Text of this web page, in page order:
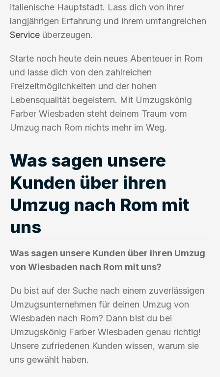
italienische Hauptstadt. Lass dich von ihrer
langjährigen Erfahrung und ihrem umfangreichen
Service überzeugen.
Starte noch heute dein neues Abenteuer in Rom
und lasse dich von den zahlreichen
Freizeitmöglichkeiten und der hohen
Lebensqualität begeistern. Mit Umzugskönig
Farber Wiesbaden steht deinem Traum vom
Umzug nach Rom nichts mehr im Weg.
Was sagen unsere
Kunden über ihren
Umzug nach Rom mit
uns
Was sagen unsere Kunden über ihren Umzug
von Wiesbaden nach Rom mit uns?
Du bist auf der Suche nach einem zuverlässigen
Umzugsunternehmen für deinen Umzug von
Wiesbaden nach Rom? Dann bist du bei
Umzugskönig Farber Wiesbaden genau richtig!
Unsere zufriedenen Kunden wissen, warum sie
uns gewählt haben.